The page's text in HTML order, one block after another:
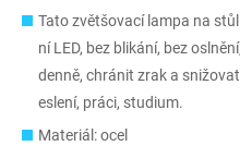
Tato zvětšovací lampa na
ní LED, bez blikání, bez
denně, chránit zrak a
eslení, práci, studium.
Materiál: ocel